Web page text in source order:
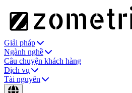
Giải pháp
Ngành nghề
Câu chuyện khách hàng
Dịch vụ
Tài nguyên